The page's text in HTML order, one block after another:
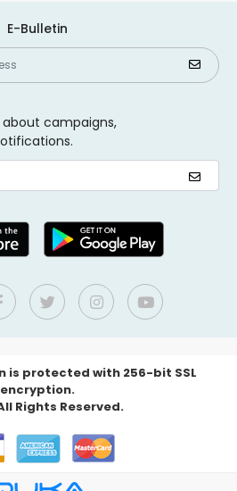
E-Bulletin
campaigns,
is protected with 256-bit SSL
encryption.
Rights Reserved.